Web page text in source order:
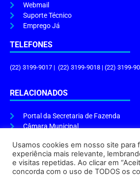
Webmail
Suporte Técnico
Emprego Já
TELEFONES
(22) 3199-9017 | (22) 3199-9018 | (22) 3199-
RELACIONADOS
Portal da Secretaria de Fazenda
Câmara Municipal
ENDEREÇO E HORÁRIO
Usamos cookies em nosso site para
experiência mais relevante,
e visitas repetidas. Ao clicar em
concorda com o uso de TODOS os